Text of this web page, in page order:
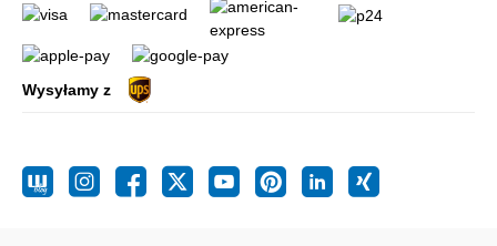
Wysyłamy z